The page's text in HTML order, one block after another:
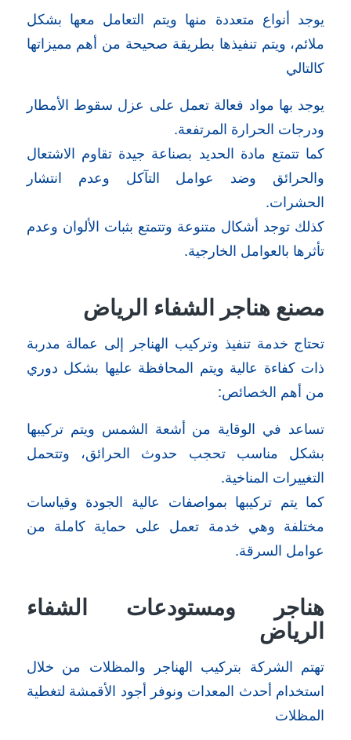
يوجد أنواع متعددة منها ويتم التعامل معها بشكل
ملائم، ويتم تنفيذها بطريقة صحيحة من أهم مميزاتها
كالتالي
يوجد بها مواد فعالة تعمل على عزل سقوط الأمطار
ودرجات الحرارة المرتفعة.
كما تتمتع مادة الحديد بصناعة جيدة تقاوم الاشتعال
والحرائق وضد عوامل التآكل وعدم انتشار
الحشرات.
كذلك توجد أشكال متنوعة وتتمتع بثبات الألوان وعدم
تأثرها بالعوامل الخارجية.
مصنع هناجر الشفاء الرياض
تحتاج خدمة تنفيذ وتركيب الهناجر إلى عمالة مدربة
ذات كفاءة عالية ويتم المحافظة عليها بشكل دوري
من أهم الخصائص:
تساعد في الوقاية من أشعة الشمس ويتم تركيبها
بشكل مناسب تحجب حدوث الحرائق، وتتحمل
التغييرات المناخية.
كما يتم تركيبها بمواصفات عالية الجودة وقياسات
مختلفة وهي خدمة تعمل على حماية كاملة من
عوامل السرقة.
هناجر ومستودعات الشفاء
الرياض
تهتم الشركة بتركيب الهناجر والمظلات من خلال
استخدام أحدث المعدات ونوفر أجود الأقمشة لتغطية
المظلات